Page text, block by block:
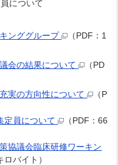
について
ンググループ
（PDF：1
会の結果について
（PD
実の方向性について
（P
定員について
（PDF：66
協議会臨床研修ワーキン
ロバイト）